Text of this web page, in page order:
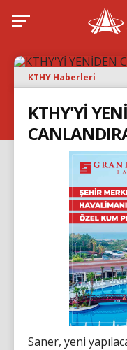
KTHY Haberleri
KTHY'Yİ
Saner, yeni